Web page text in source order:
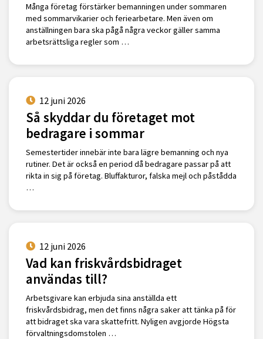
Många företag förstärker bemanningen under sommaren
med sommarvikarier och feriearbetare. Men även om
anställningen bara ska pågå några veckor gäller samma
arbetsrättsliga regler som …
12 juni 2026
Så skyddar du företaget mot
bedragare i sommar
Semestertider innebär inte bara lägre bemanning och nya
rutiner. Det är också en period då bedragare passar på att
rikta in sig på företag. Bluffakturor, falska mejl och påstådda
…
12 juni 2026
Vad kan friskvårdsbidraget
användas till?
Arbetsgivare kan erbjuda sina anställda ett
friskvårdsbidrag, men det finns några saker att tänka på för
att bidraget ska vara skattefritt. Nyligen avgjorde Högsta
förvaltningsdomstolen …